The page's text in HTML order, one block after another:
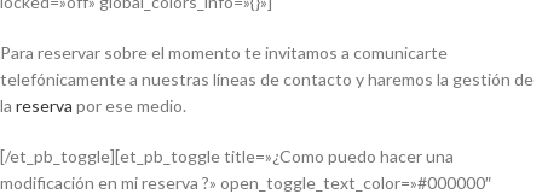
Para reservar sobre el momento te invitamos a comunicarte
telefónicamente a nuestras líneas de contacto y haremos la gestión de
la reserva por ese medio.
[/et_pb_toggle][et_pb_toggle title=»¿Como puedo hacer una
modificación en mi reserva ?» open_toggle_text_color=»#000000″